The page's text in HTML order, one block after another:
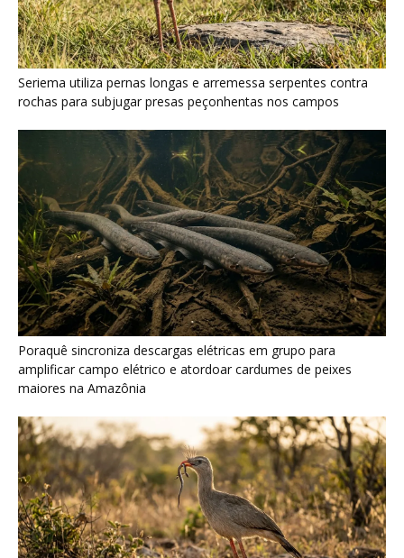
Poraquê sincroniza descargas elétricas em grupo para
amplificar campo elétrico e atordoar cardumes de peixes
maiores na Amazônia
Seriema combina corridas em alta velocidade e arremessos
contra rochas para imobilizar serpentes peçonhentas no
cerrado